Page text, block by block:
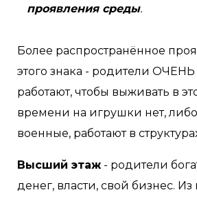
проявления среды.
Более распространённое
этого знака - родители
работают, чтобы выживать в
времени на игрушки нет,
военные, работают в
Высший этаж - родители
денег, власти, свой бизнес.